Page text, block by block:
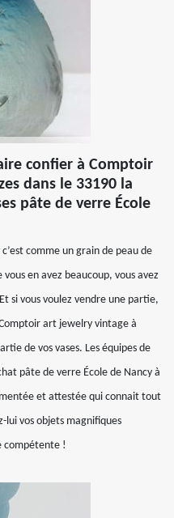
confier à Comptoir
dans le 33190 la
pâte de verre École
comme un grain de peau de
en avez beaucoup, vous avez
si vous voulez vendre une partie,
art jewelry vintage à
de vos vases. Les équipes de
pâte de verre École de Nancy à
et attestée qui connait tout
lui vos objets magnifiques
compétente !